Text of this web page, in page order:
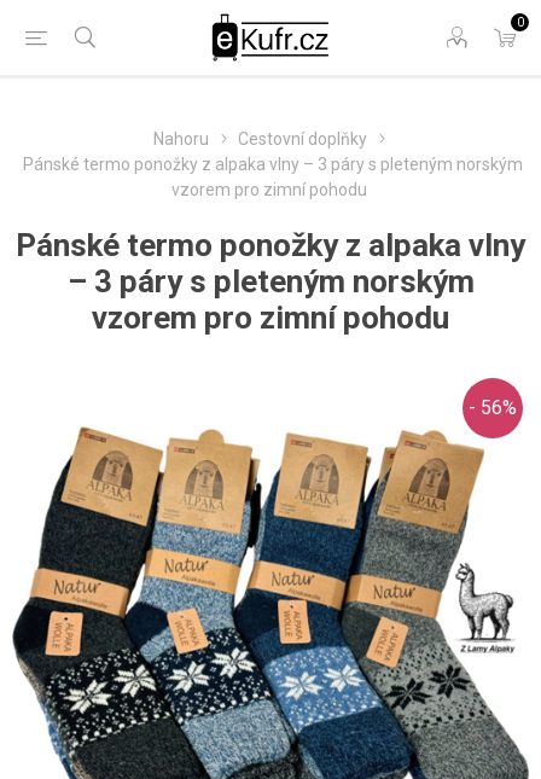
0
Nahoru
Cestovní doplňky
Pánské termo ponožky z alpaka vlny – 3 páry s pleteným norským
vzorem pro zimní pohodu
Pánské termo ponožky z alpaka vlny
– 3 páry s pleteným norským
vzorem pro zimní pohodu
- 56%